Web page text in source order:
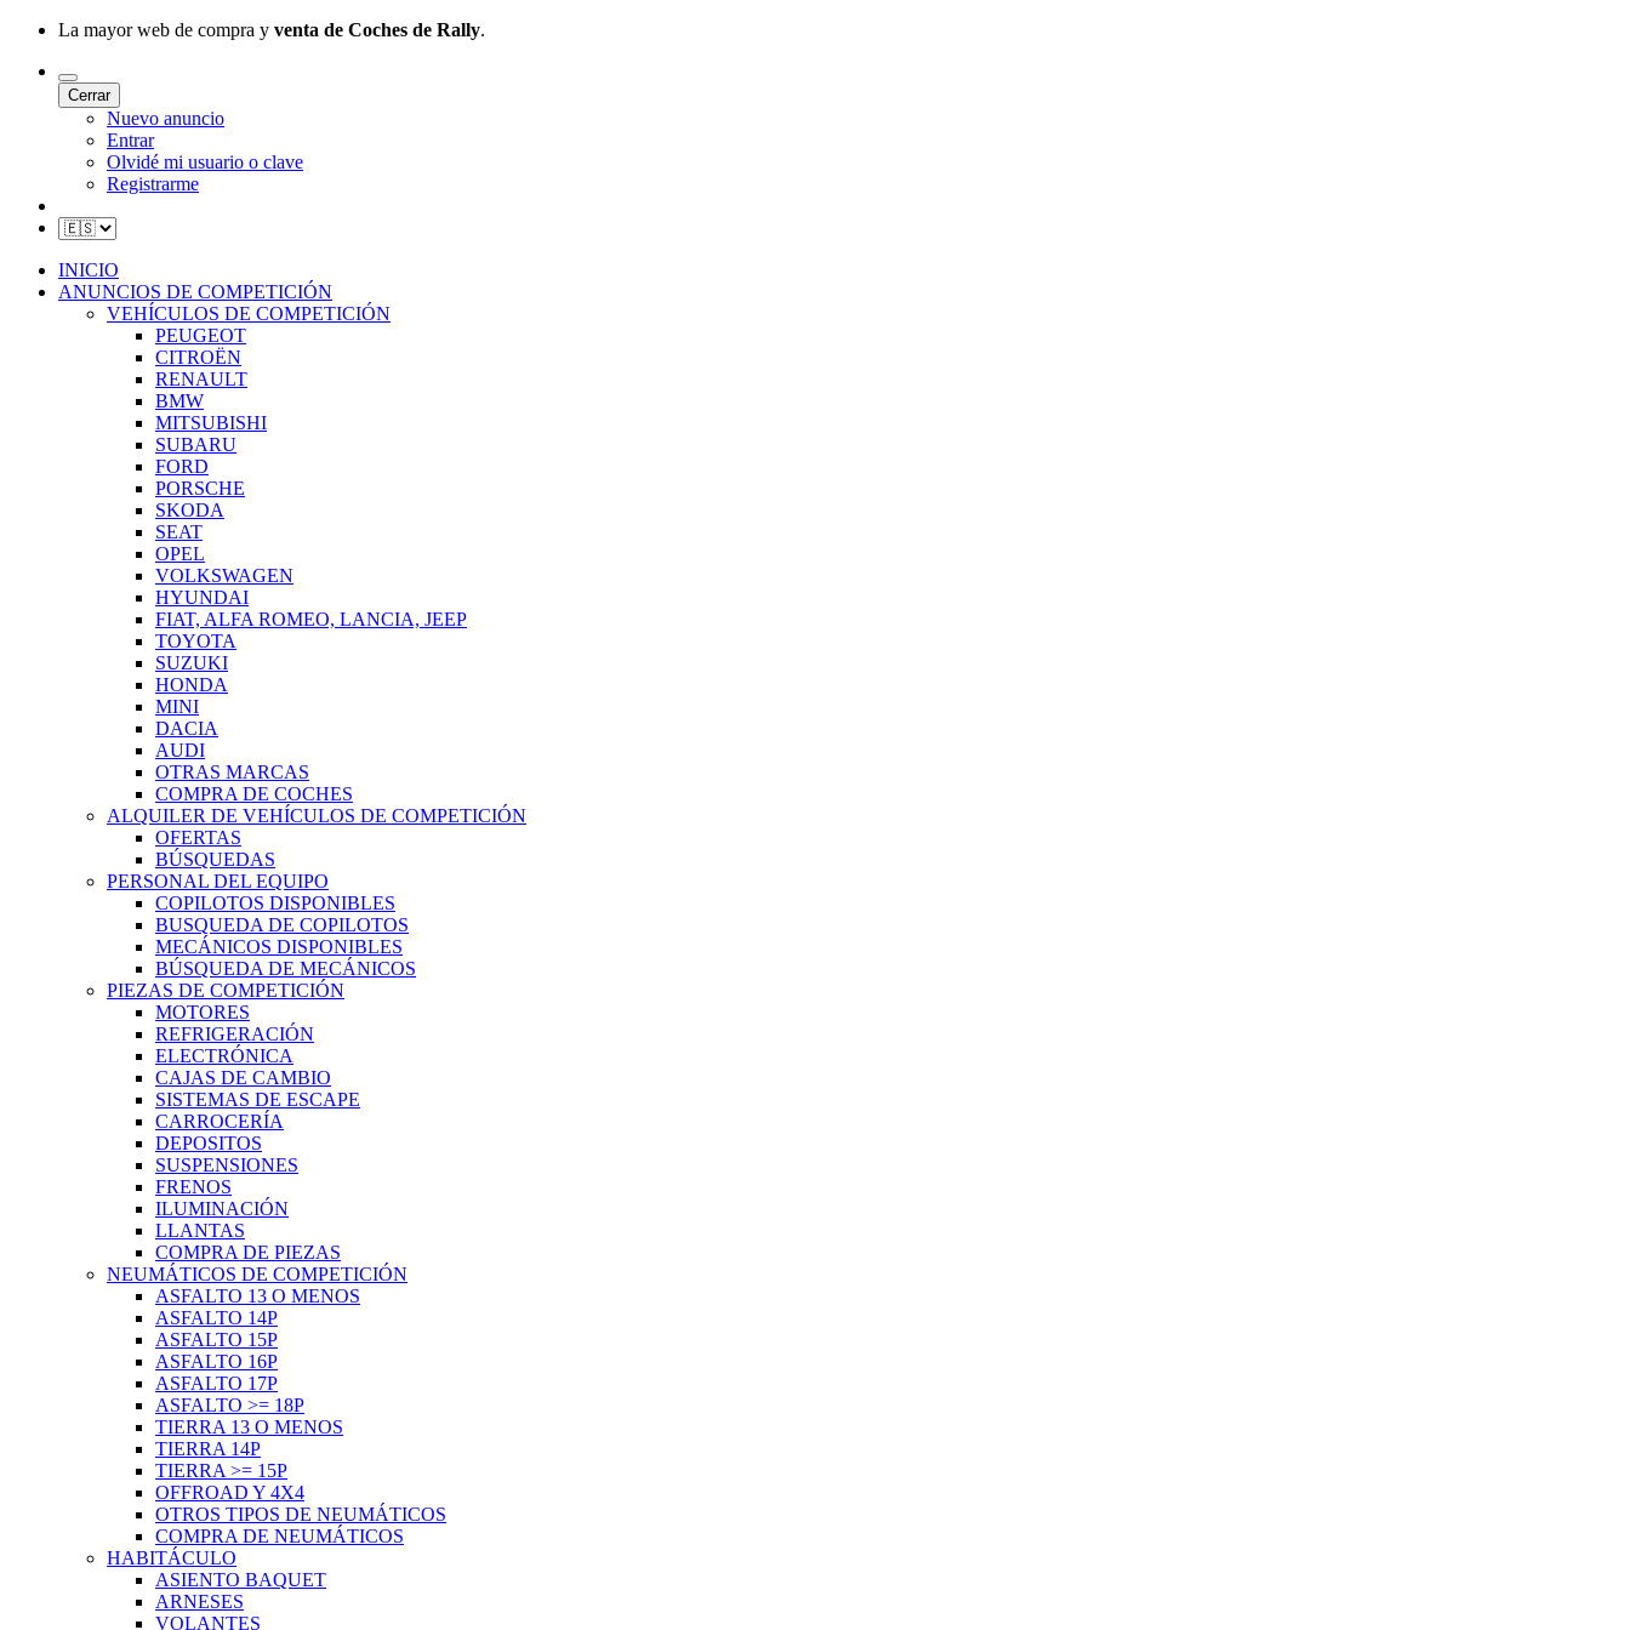
La mayor web de compra y venta de Coches de Rally.
Cerrar
Nuevo anuncio
Entrar
Olvidé mi usuario o clave
Registrarme
INICIO
ANUNCIOS DE COMPETICIÓN
VEHÍCULOS DE COMPETICIÓN
PEUGEOT
CITROËN
RENAULT
BMW
MITSUBISHI
SUBARU
FORD
PORSCHE
SKODA
SEAT
OPEL
VOLKSWAGEN
HYUNDAI
FIAT, ALFA ROMEO, LANCIA, JEEP
TOYOTA
SUZUKI
HONDA
MINI
DACIA
AUDI
OTRAS MARCAS
COMPRA DE COCHES
ALQUILER DE VEHÍCULOS DE COMPETICIÓN
OFERTAS
BÚSQUEDAS
PERSONAL DEL EQUIPO
COPILOTOS DISPONIBLES
BUSQUEDA DE COPILOTOS
MECÁNICOS DISPONIBLES
BÚSQUEDA DE MECÁNICOS
PIEZAS DE COMPETICIÓN
MOTORES
REFRIGERACIÓN
ELECTRÓNICA
CAJAS DE CAMBIO
SISTEMAS DE ESCAPE
CARROCERÍA
DEPOSITOS
SUSPENSIONES
FRENOS
ILUMINACIÓN
LLANTAS
COMPRA DE PIEZAS
NEUMÁTICOS DE COMPETICIÓN
ASFALTO 13 O MENOS
ASFALTO 14P
ASFALTO 15P
ASFALTO 16P
ASFALTO 17P
ASFALTO >= 18P
TIERRA 13 O MENOS
TIERRA 14P
TIERRA >= 15P
OFFROAD Y 4X4
OTROS TIPOS DE NEUMÁTICOS
COMPRA DE NEUMÁTICOS
HABITÁCULO
ASIENTO BAQUET
ARNESES
VOLANTES